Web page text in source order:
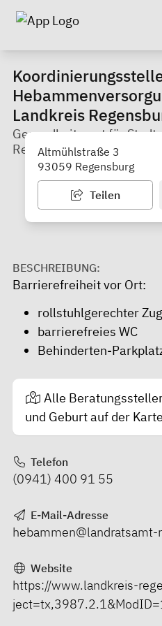
Landkreis
Gesundheitsamt für Stadt
Regensburg
Altmühlstraße 3
93059 Regensburg
Teilen
BESCHREIBUNG:
Barrierefreiheit vor Ort:
rollstuhlgerechter
barrierefreies WC
Behinderten-
Alle
und Geburt auf der
Telefon
(0941) 400 91 55
E-Mail-Adresse
hebammen@landratsamt-
Website
https://www.landkreis-